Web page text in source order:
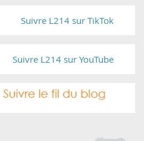
Suivre L214 sur TikTok
Suivre L214 sur YouTube